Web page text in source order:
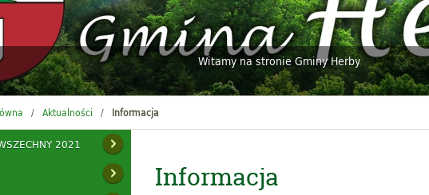
Witamy na stronie Gminy Herby
Aktualności Informacja
2021
Informacja